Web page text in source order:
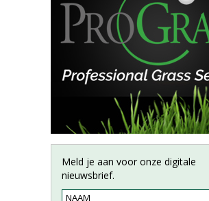
Meld je aan voor onze digitale
nieuwsbrief.